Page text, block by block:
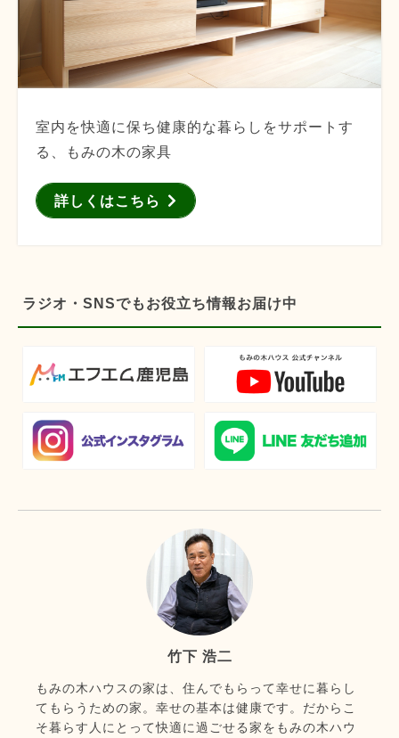
室内を快適に保ち健康的な暮らしをサポートす
る、もみの木の家具
詳しくはこちら
ラジオ・SNSでもお役立ち情報お届け中
竹下 浩二
もみの木ハウスの家は、住んでもらって幸せに暮らし
てもらうための家。幸せの基本は健康です。だからこ
そ暮らす人にとって快適に過ごせる家をもみの木ハウ